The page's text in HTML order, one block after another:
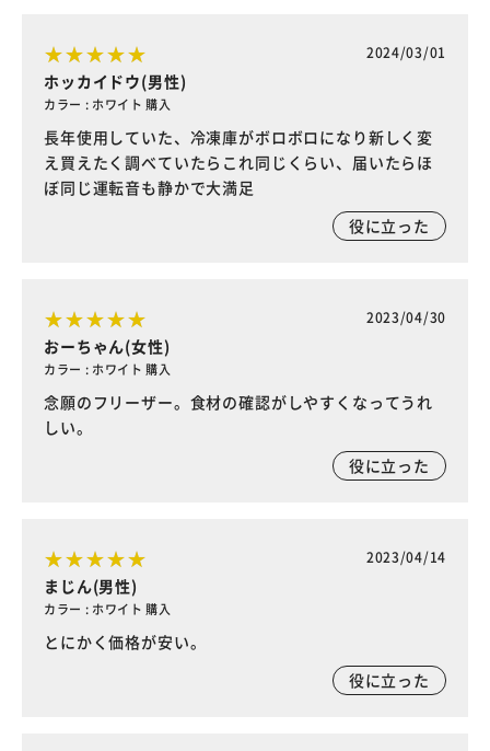
2024/03/01
ホッカイドウ(男性)
カラー : ホワイト 購入
長年使用していた、冷凍庫がボロボロになり新しく変
え買えたく調べていたらこれ同じくらい、届いたらほ
ぼ同じ運転音も静かで大満足
役に立った
2023/04/30
おーちゃん(女性)
カラー : ホワイト 購入
念願のフリーザー。食材の確認がしやすくなってうれ
しい。
役に立った
2023/04/14
まじん(男性)
カラー : ホワイト 購入
とにかく価格が安い。
役に立った